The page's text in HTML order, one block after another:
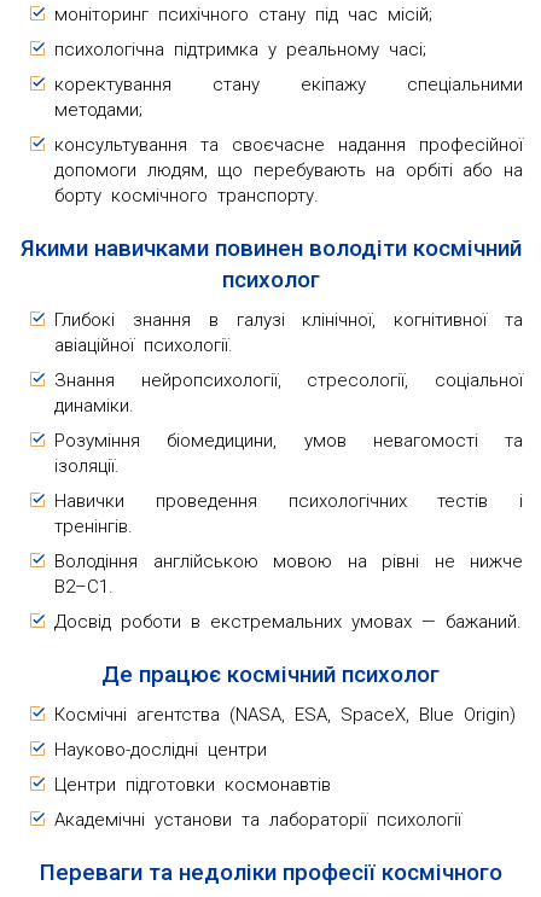
моніторинг психічного стану під час місій;
психологічна підтримка у реальному часі;
коректування стану екіпажу спеціальними
методами;
консультування та своєчасне надання професійної
допомоги людям, що перебувають на орбіті або на
борту космічного транспорту.
Якими навичками повинен володіти космічний
психолог
Глибокі знання в галузі клінічної, когнітивної та
авіаційної психології.
Знання нейропсихології, стресології, соціальної
динаміки.
Розуміння біомедицини, умов невагомості та
ізоляції.
Навички проведення психологічних тестів і
тренінгів.
Володіння англійською мовою на рівні не нижче
B2–C1.
Досвід роботи в екстремальних умовах — бажаний.
Де працює космічний психолог
Космічні агентства (NASA, ESA, SpaceX, Blue Origin)
Науково-дослідні центри
Центри підготовки космонавтів
Академічні установи та лабораторії психології
Переваги та недоліки професії космічного